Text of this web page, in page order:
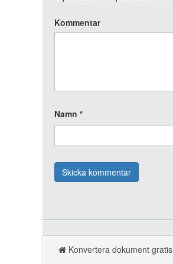
Kommentar
Namn *
Konvertera dokument gratis